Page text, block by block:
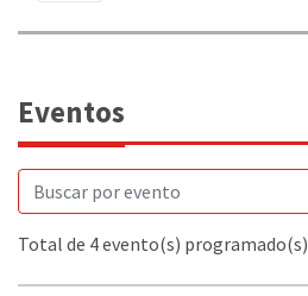
Eventos
Total de 4 evento(s) programado(s)